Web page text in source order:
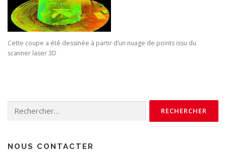
Cette coupe a été dessinée à partir d’un nuage de points issu du
scanner laser 3D
NOUS CONTACTER